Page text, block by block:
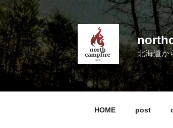
コ
ン
テ
ン
ツ
へ
キ
北海道か
HOME post